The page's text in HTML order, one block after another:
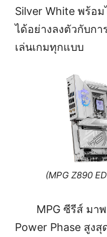
Silver White พร้อ
ได้อย่างลงตัวกับก
เล่นเกมทุกแบบ
(MPG Z890
MPG ซีรีส์ มา
Power Phase สูง